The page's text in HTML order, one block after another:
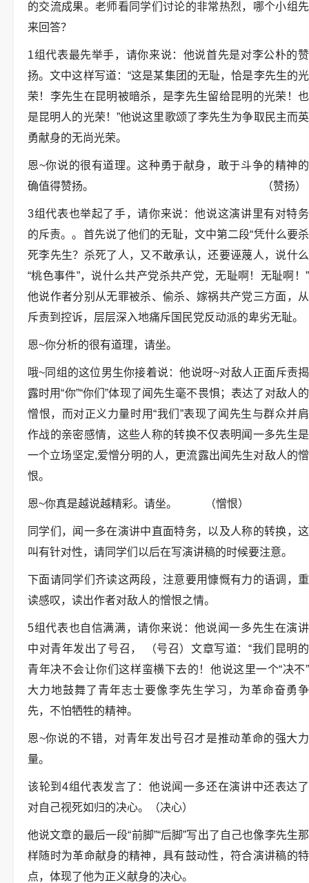
的交流成果。老师看同学们讨论的非常热烈，哪个小组先
来回答？
1组代表最先举手，请你来说：他说首先是对李公朴的赞
扬。文中这样写道：“这是某集团的无耻，恰是李先生的光
荣！李先生在昆明被暗杀，是李先生留给昆明的光荣！也
是昆明人的光荣！”他说这里歌颂了李先生为争取民主而英
勇献身的无尚光荣。
恩~你说的很有道理。这种勇于献身，敢于斗争的精神的
确值得赞扬。 （赞扬）
3组代表也举起了手，请你来说：他说这演讲里有对特务
的斥责。。首先说了他们的无耻，文中第二段“凭什么要杀
死李先生？杀死了人，又不敢承认，还要诬蔑人，说什么
“桃色事件”，说什么共产党杀共产党，无耻啊！无耻啊！”
他说作者分别从无罪被杀、偷杀、嫁祸共产党三方面，从
斥责到控诉，层层深入地痛斥国民党反动派的卑劣无耻。
恩~你分析的很有道理，请坐。
哦~同组的这位男生你接着说：他说呀~对敌人正面斥责揭
露时用“你”“你们”体现了闻先生毫不畏惧；表达了对敌人的
憎恨，而对正义力量时用“我们”表现了闻先生与群众并肩
作战的亲密感情，这些人称的转换不仅表明闻一多先生是
一个立场坚定,爱憎分明的人，更流露出闻先生对敌人的憎
恨。
恩~你真是越说越精彩。请坐。 （憎恨）
同学们，闻一多在演讲中直面特务，以及人称的转换，这
叫有针对性，请同学们以后在写演讲稿的时候要注意。
下面请同学们齐读这两段，注意要用慷慨有力的语调，重
读感叹，读出作者对敌人的憎恨之情。
5组代表也自信满满，请你来说：他说闻一多先生在演讲
中对青年发出了号召， （号召）文章写道：“我们昆明的
青年决不会让你们这样蛮横下去的！他说这里一个“决不”
大力地鼓舞了青年志士要像李先生学习，为革命奋勇争
先，不怕牺牲的精神。
恩~你说的不错，对青年发出号召才是推动革命的强大力
量。
该轮到4组代表发言了：他说闻一多还在演讲中还表达了
对自己视死如归的决心。（决心）
他说文章的最后一段“前脚”“后脚”写出了自己也像李先生那
样随时为革命献身的精神，具有鼓动性，符合演讲稿的特
点，体现了他为正义献身的决心。